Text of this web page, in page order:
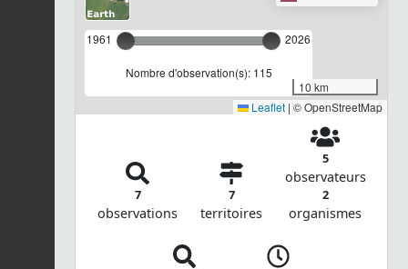
1961 2026
Nombre d'observation(s): 115
10 km
Leaflet | © OpenStreetMap
7
observations
7
territoires
5
observateurs
2
organismes